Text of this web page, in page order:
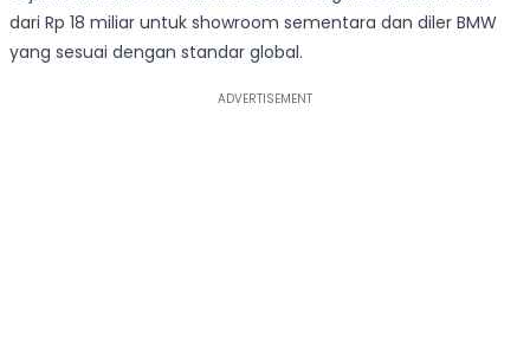
dari Rp 18 miliar untuk showroom sementara dan diler BMW
yang sesuai dengan standar global.